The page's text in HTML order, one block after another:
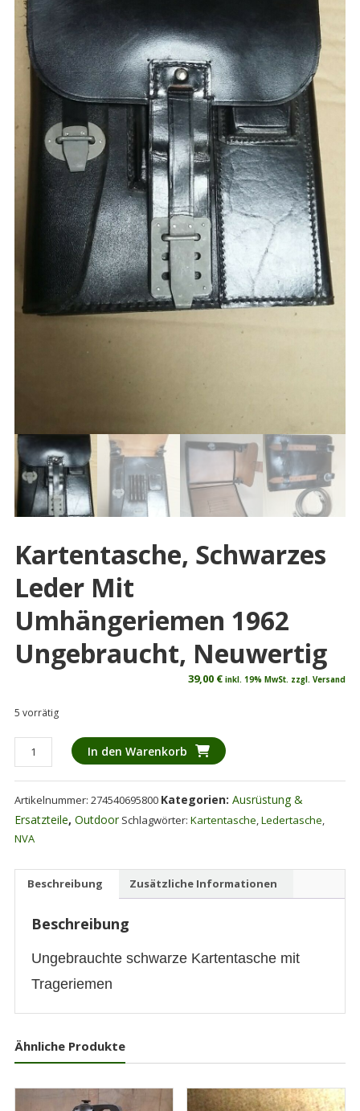
Kartentasche, Schwarzes
Leder Mit
Umhängeriemen 1962
Ungebraucht, Neuwertig
39,00 € inkl. 19% MwSt. zzgl. Versand
5 vorrätig
Kartentasche,
schwarzes
Leder
mit
Umhängeriemen
1962
neuwertig
In den Warenkorb
Artikelnummer: 274540695800 Kategorien: Ausrüstung &
Ersatzteile, Outdoor Schlagwörter: Kartentasche,Ledertasche,
NVA
Beschreibung Zusätzliche Informationen
Beschreibung
Ungebrauchte schwarze Kartentasche mit
Trageriemen
Ähnliche Produkte